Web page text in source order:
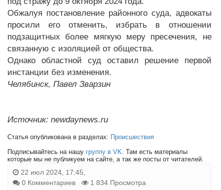
Обжалуя постановление районного суда, адвокаты
просили его отменить, избрать в отношении
подзащитных более мягкую меру пресечения, не
связанную с изоляцией от общества.
Однако областной суд оставил решение первой
инстанции без изменения.
Челябинск, Павел Зварзин
Источник: newdaynews.ru
Статья опубликована в разделах: Происшествия
Подписывайтесь на нашу группу в VK . Там есть материалы
которые мы не публикуем на сайте, а так же посты от читателей.
22 июл 2024, 17:45,
0 Комментариев
1 834 Просмотра